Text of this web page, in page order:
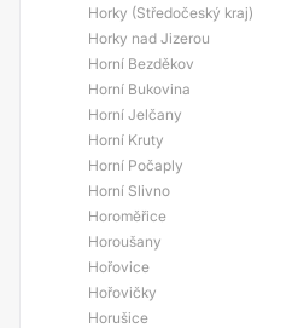
Horky (Středočeský kraj)
Horky nad Jizerou
Horní Bezděkov
Horní Bukovina
Horní Jelčany
Horní Kruty
Horní Počaply
Horní Slivno
Horoměřice
Horoušany
Hořovice
Hořovičky
Horušice